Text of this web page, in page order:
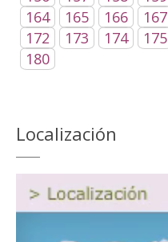
164
165 166 167
172
173 174 175
180
Localización
Reproductor
de